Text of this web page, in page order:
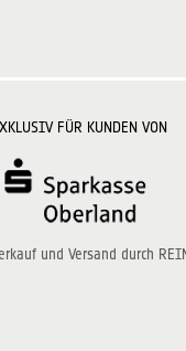
FÜR KUNDEN VON
und Versand durch